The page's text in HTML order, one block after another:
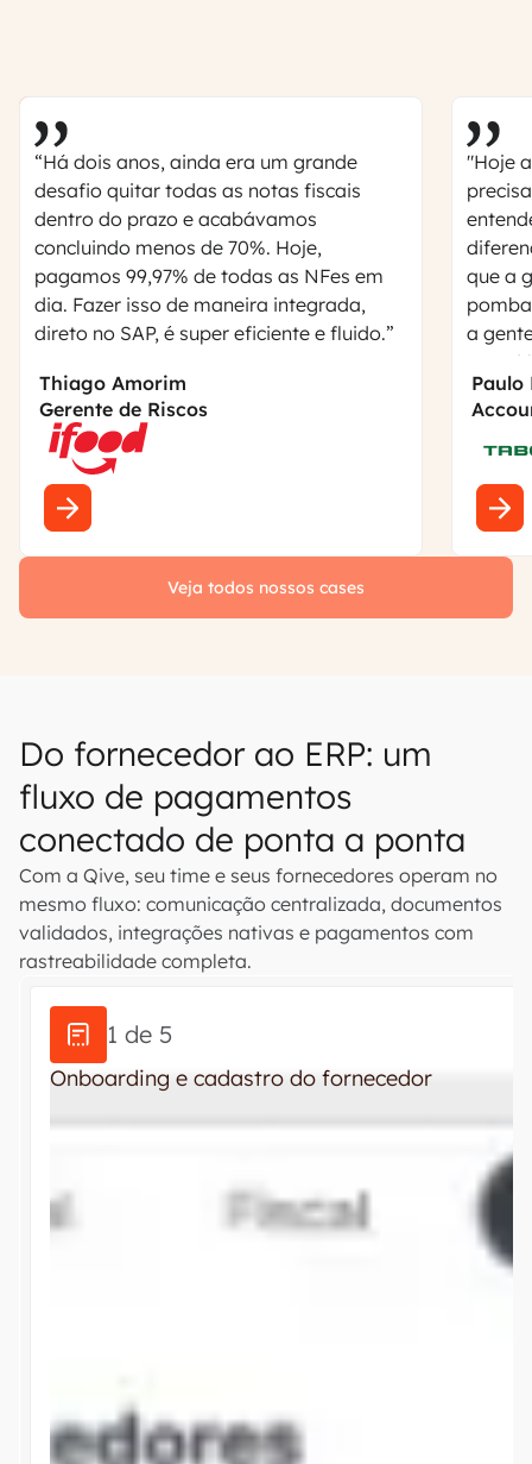
“Há dois anos, ainda era um grande
desafio quitar todas as notas fiscais
dentro do prazo e acabávamos
concluindo menos de 70%. Hoje,
pagamos 99,97% de todas as NFes em
dia. Fazer isso de maneira integrada,
direto no SAP, é super eficiente e fluido.”
Thiago Amorim
Gerente de Riscos
"Hoje
que a
a
nota.
Paulo
Veja todos nossos cases
Do fornecedor ao ERP: um
fluxo de pagamentos
conectado de ponta a ponta
Com a Qive, seu time e seus fornecedores operam no
mesmo fluxo: comunicação centralizada, documentos
validados, integrações nativas e pagamentos com
rastreabilidade completa.
1 de 5
Onboarding e cadastro do fornecedor